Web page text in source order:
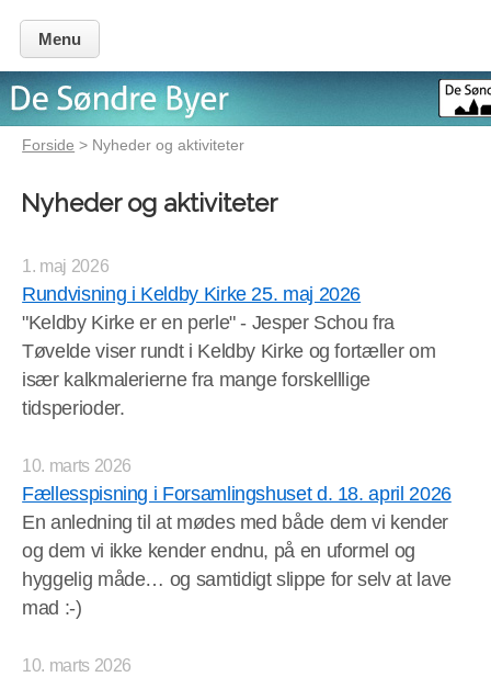
Menu
Forside > Nyheder og aktiviteter
Nyheder og aktiviteter
1. maj 2026
Rundvisning i Keldby Kirke 25. maj 2026
"Keldby Kirke er en perle" - Jesper Schou fra
Tøvelde viser rundt i Keldby Kirke og fortæller om
især kalkmalerierne fra mange forskelllige
tidsperioder.
10. marts 2026
Fællesspisning i Forsamlingshuset d. 18. april 2026
En anledning til at mødes med både dem vi kender
og dem vi ikke kender endnu, på en uformel og
hyggelig måde… og samtidigt slippe for selv at lave
mad :-)
10. marts 2026